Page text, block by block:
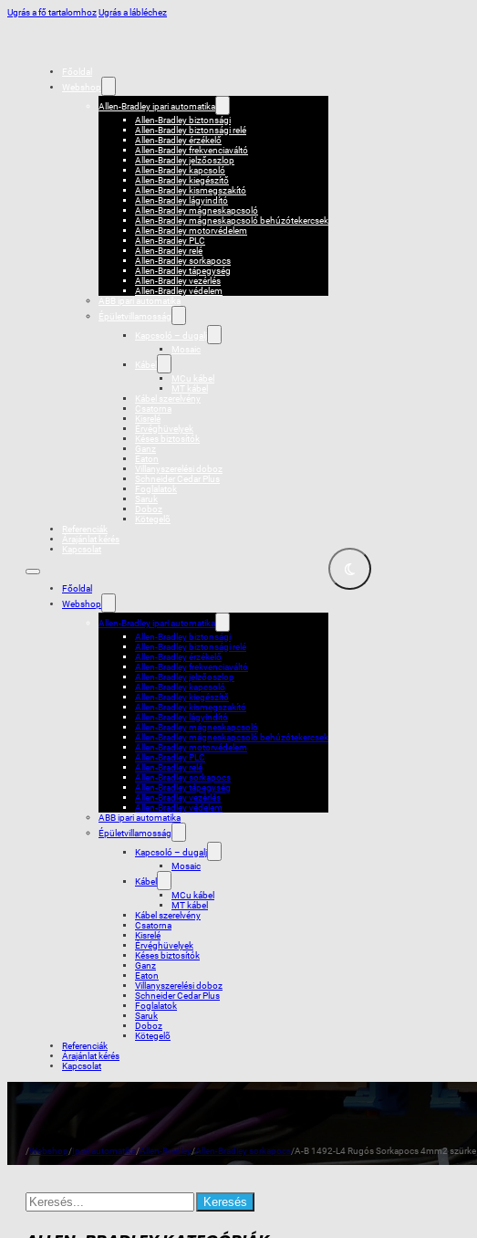
Ugrás a fő tartalomhozUgrás a lábléchez
Főoldal
Webshop
Allen-Bradley ipari automatika
Allen-Bradley biztonsági
Allen-Bradley biztonsági relé
Allen-Bradley érzékelő
Allen-Bradley frekvenciaváltó
Allen-Bradley jelzőoszlop
Allen-Bradley kapcsoló
Allen-Bradley kiegészítő
Allen-Bradley kismegszakító
Allen-Bradley lágyindító
Allen-Bradley mágneskapcsoló
Allen-Bradley mágneskapcsoló behúzótekercsek
Allen-Bradley motorvédelem
Allen-Bradley PLC
Allen-Bradley relé
Allen-Bradley sorkapocs
Allen-Bradley tápegység
Allen-Bradley vezérlés
Allen-Bradley védelem
ABB ipari automatika
Épületvillamosság
Kapcsoló – dugalj
Mosaic
Kábel
MCu kábel
MT kábel
Kábel szerelvény
Csatorna
Kisrelé
Érvéghüvelyek
Késes biztosítók
Ganz
Eaton
Villanyszerelési doboz
Schneider Cedar Plus
Foglalatok
Saruk
Doboz
Kötegelõ
Referenciák
Árajánlat kérés
Kapcsolat
Főoldal
Webshop
Allen-Bradley ipari automatika
Allen-Bradley biztonsági
Allen-Bradley biztonsági relé
Allen-Bradley érzékelő
Allen-Bradley frekvenciaváltó
Allen-Bradley jelzőoszlop
Allen-Bradley kapcsoló
Allen-Bradley kiegészítő
Allen-Bradley kismegszakító
Allen-Bradley lágyindító
Allen-Bradley mágneskapcsoló
Allen-Bradley mágneskapcsoló behúzótekercsek
Allen-Bradley motorvédelem
Allen-Bradley PLC
Allen-Bradley relé
Allen-Bradley sorkapocs
Allen-Bradley tápegység
Allen-Bradley vezérlés
Allen-Bradley védelem
ABB ipari automatika
Épületvillamosság
Kapcsoló – dugalj
Mosaic
Kábel
MCu kábel
MT kábel
Kábel szerelvény
Csatorna
Kisrelé
Érvéghüvelyek
Késes biztosítók
Ganz
Eaton
Villanyszerelési doboz
Schneider Cedar Plus
Foglalatok
Saruk
Doboz
Kötegelõ
Referenciák
Árajánlat kérés
Kapcsolat
/Webshop/Ipari automatika/Allen-Bradley/Allen-Bradley sorkapocs/A-B 1492-L4 Rugós Sorkapocs 4mm2 szürke
Search
for: